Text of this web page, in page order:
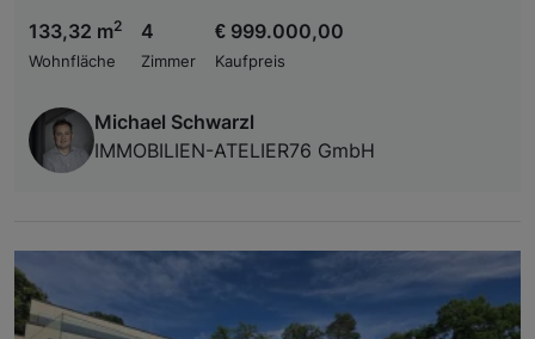
133,32 m2
Wohnfläche
4
Zimmer
€ 999.000,00
Kaufpreis
Michael Schwarzl
IMMOBILIEN-ATELIER76 GmbH